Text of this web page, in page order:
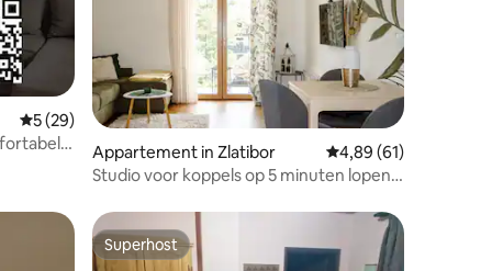
Gemiddelde beoordeling van 5 uit 5, 29 recensies
5 (29)
Appartement in Zlatibor Gemiddelde
4,89 (61)
Studio voor koppels op 5 minuten lopen
Superhost
Superhost